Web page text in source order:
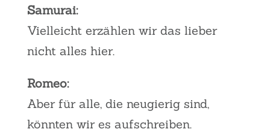
Samurai:
Vielleicht erzählen wir das lieber
nicht alles hier.
Romeo:
Aber für alle, die neugierig sind,
könnten wir es aufschreiben.